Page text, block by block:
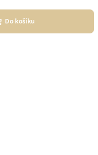
Do košíku